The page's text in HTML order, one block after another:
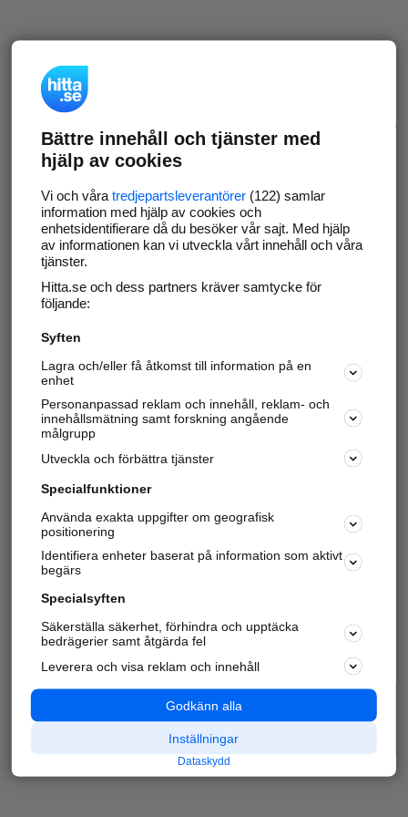
Bättre innehåll och tjänster med
hjälp av cookies
Vi och våra tredjepartsleverantörer(122) samlar
information med hjälp av cookies och
enhetsidentifierare då du besöker vår sajt. Med hjälp
av informationen kan vi utveckla vårt innehåll och våra
tjänster.
Hitta.se och dess partners kräver samtycke för
följande:
Syften
Lagra och/eller få åtkomst till information på en
enhet
Personanpassad reklam och innehåll, reklam- och
innehållsmätning samt forskning angående
målgrupp
Utveckla och förbättra tjänster
Specialfunktioner
Använda exakta uppgifter om geografisk
positionering
Identifiera enheter baserat på information som aktivt
begärs
Specialsyften
Säkerställa säkerhet, förhindra och upptäcka
bedrägerier samt åtgärda fel
Leverera och visa reklam och innehåll
Godkänn alla
Inställningar
Dataskydd